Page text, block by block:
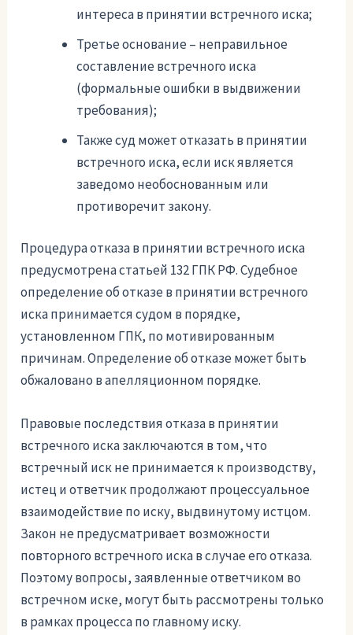
интереса в принятии встречного иска;
Третье основание – неправильное
составление встречного иска
(формальные ошибки в выдвижении
требования);
Также суд может отказать в принятии
встречного иска, если иск является
заведомо необоснованным или
противоречит закону.
Процедура отказа в принятии встречного иска
предусмотрена статьей 132 ГПК РФ. Судебное
определение об отказе в принятии встречного
иска принимается судом в порядке,
установленном ГПК, по мотивированным
причинам. Определение об отказе может быть
обжаловано в апелляционном порядке.
Правовые последствия отказа в принятии
встречного иска заключаются в том, что
встречный иск не принимается к производству,
истец и ответчик продолжают процессуальное
взаимодействие по иску, выдвинутому истцом.
Закон не предусматривает возможности
повторного встречного иска в случае его отказа.
Поэтому вопросы, заявленные ответчиком во
встречном иске, могут быть рассмотрены только
в рамках процесса по главному иску.